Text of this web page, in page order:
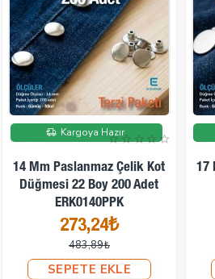
İndirimde
Kargoya Hazır
14 Mm Paslanmaz Çelik Kot
Düğmesi 22 Boy 200 Adet
ERK0140PPK
273,24₺
483,89₺
SEPETE EKLE
17